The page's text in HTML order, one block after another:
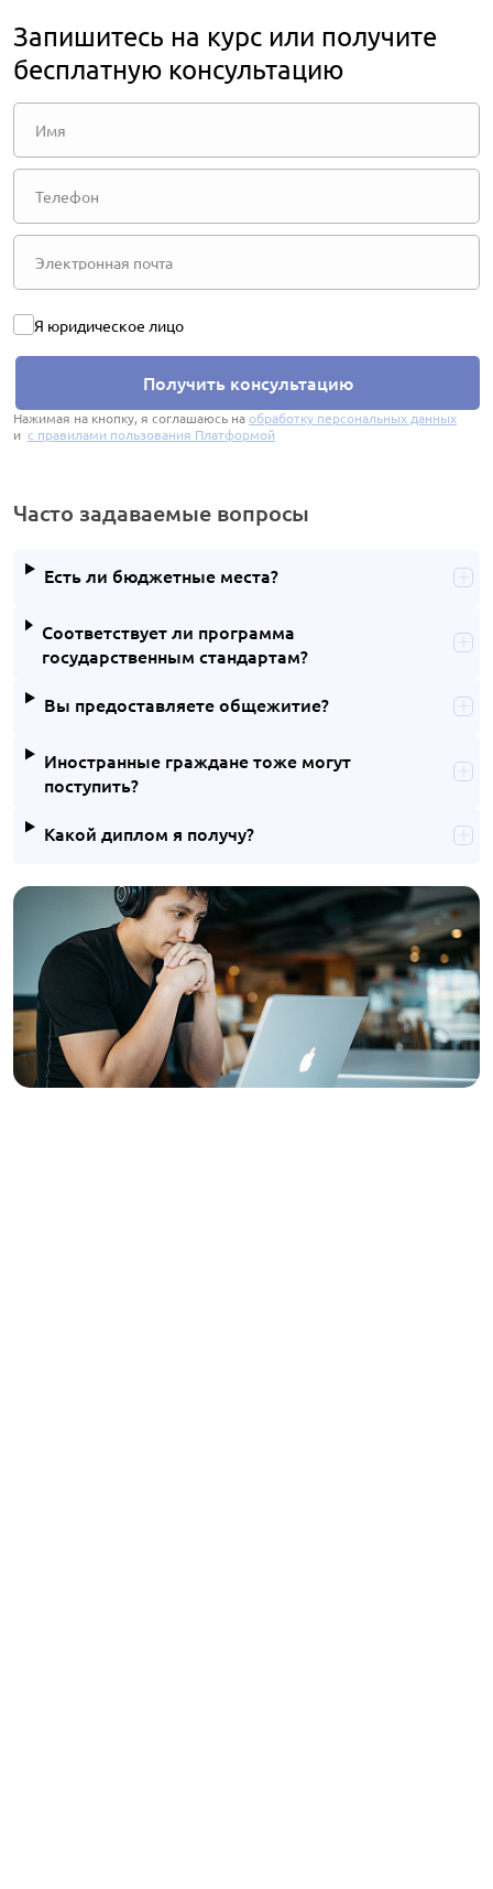
Запишитесь на курс или получите
бесплатную консультацию
Я юридическое лицо
Получить консультацию
Нажимая на кнопку, я соглашаюсь наобработку персональных данных
и с правилами пользования Платформой
Часто задаваемые вопросы
Есть ли бюджетные места?
Соответствует ли программа
государственным стандартам?
Вы предоставляете общежитие?
Иностранные граждане тоже могут
поступить?
Какой диплом я получу?